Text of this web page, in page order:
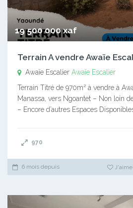
19 500 000 xaf
Terrain A vendre Awaïe
Awaïe Escalier Awaïe Escalier
Terrain Titré de 970m² à vendre à
Manassa, vers Ngoantet – Non loin
– Encore d’autres Espaces
970
6 mois depuis J'aime